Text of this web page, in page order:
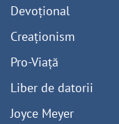
Devoțional
Creaționism
Pro-Viață
Liber de datorii
Joyce Meyer